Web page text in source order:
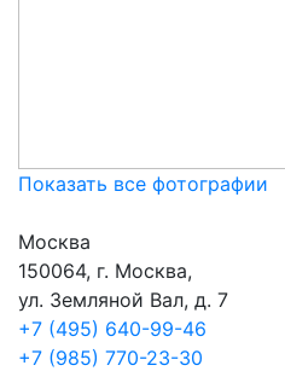
Показать все фотографии
Москва
150064, г. Москва,
ул. Земляной Вал, д. 7
+7 (495) 640-99-46
+7 (985) 770-23-30